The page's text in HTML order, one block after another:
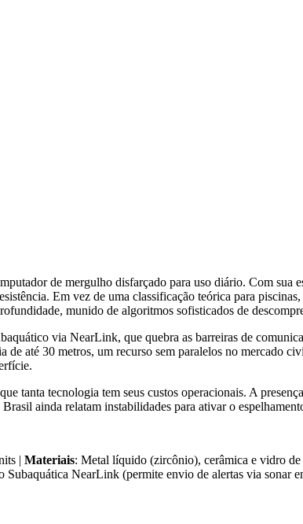
de mergulho disfarçado para uso diário. Com sua
Em vez de uma classificação teórica para
munido de algoritmos sofisticados de
via NearLink, que quebra as barreiras de
de até 30 metros, um recurso sem paralelos no
tanta tecnologia tem seus custos operacionais. A
ainda relatam instabilidades para ativar o
| Materiais: Metal líquido (zircônio), cerâmica e vidro de
Subaquática NearLink (permite envio de alertas via sonar